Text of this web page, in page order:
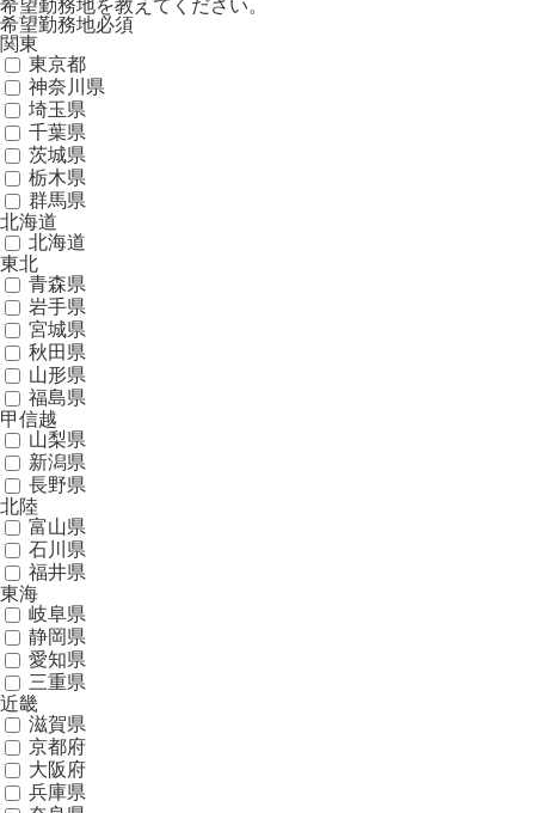
希望勤務地を教えてください。
希望勤務地必須
関東
東京都
神奈川県
埼玉県
千葉県
茨城県
栃木県
群馬県
北海道
北海道
東北
青森県
岩手県
宮城県
秋田県
山形県
福島県
甲信越
山梨県
新潟県
長野県
北陸
富山県
石川県
福井県
東海
岐阜県
静岡県
愛知県
三重県
近畿
滋賀県
京都府
大阪府
兵庫県